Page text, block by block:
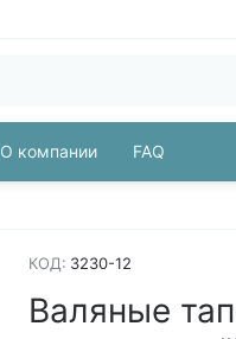
О компании FAQ
КОД: 3230-12
Валяные